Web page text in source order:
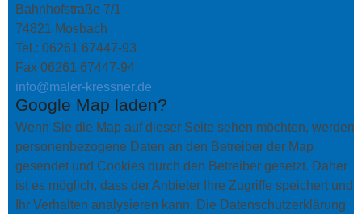
Dämmung den Heizbedarf deutlich senken.
Bahnhofstraße 7/1
74821 Mosbach
Tel.: 06261 67447-93
Fax 06261 67447-94
info@maler-kressner.de
Google Map laden?
Wenn Sie die Map auf dieser Seite sehen möchten, werden
personenbezogene Daten an den Betreiber der Map
gesendet und Cookies durch den Betreiber gesetzt. Daher
ist es möglich, dass der Anbieter Ihre Zugriffe speichert und
Ihr Verhalten analysieren kann. Die Datenschutzerklärung